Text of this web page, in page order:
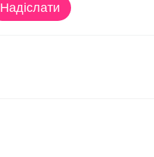
Надіслати